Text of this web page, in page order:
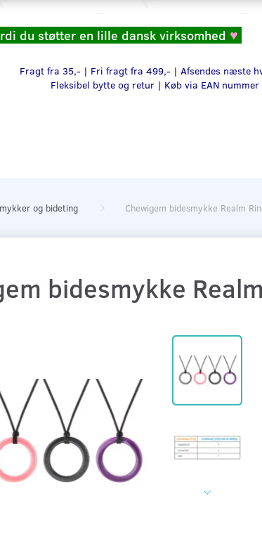
du støtter en lille dansk virksomhed ♥
Fragt fra 35,- | Fri fragt fra 499,- | Afsendes næste
Fleksibel bytte og retur | Køb via EAN nummer
og bideting Chewigem bidesmykke Realm
bidesmykke